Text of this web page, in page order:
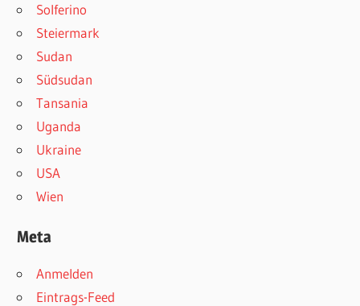
Solferino
Steiermark
Sudan
Südsudan
Tansania
Uganda
Ukraine
USA
Wien
Meta
Anmelden
Eintrags-Feed